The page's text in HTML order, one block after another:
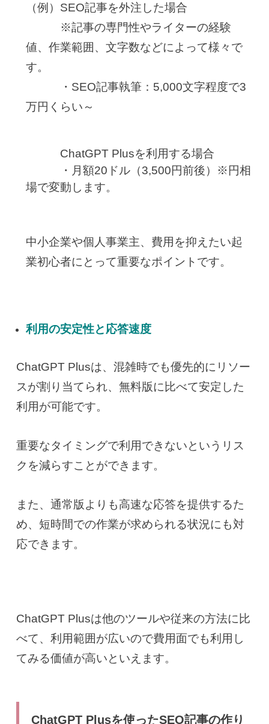
（例）SEO記事を外注した場合
※記事の専門性やライターの経験
値、作業範囲、文字数などによって様々で
す。
・SEO記事執筆：5,000文字程度で3
万円くらい～
ChatGPT Plusを利用する場合
・月額20ドル（3,500円前後）※円相
場で変動します。
中小企業や個人事業主、費用を抑えたい起
業初心者にとって重要なポイントです。
利用の安定性と応答速度
ChatGPT Plusは、混雑時でも優先的にリソー
スが割り当てられ、無料版に比べて安定した
利用が可能です。
重要なタイミングで利用できないというリス
クを減らすことができます。
また、通常版よりも高速な応答を提供するた
め、短時間での作業が求められる状況にも対
応できます。
ChatGPT Plusは他のツールや従来の方法に比
べて、利用範囲が広いので費用面でも利用し
てみる価値が高いといえます。
ChatGPT Plusを使ったSEO記事の作り